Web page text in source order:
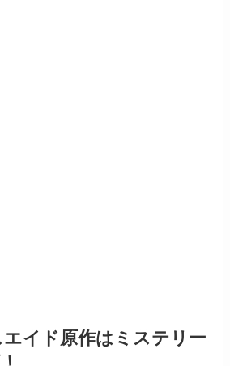
イド原作はミステリー